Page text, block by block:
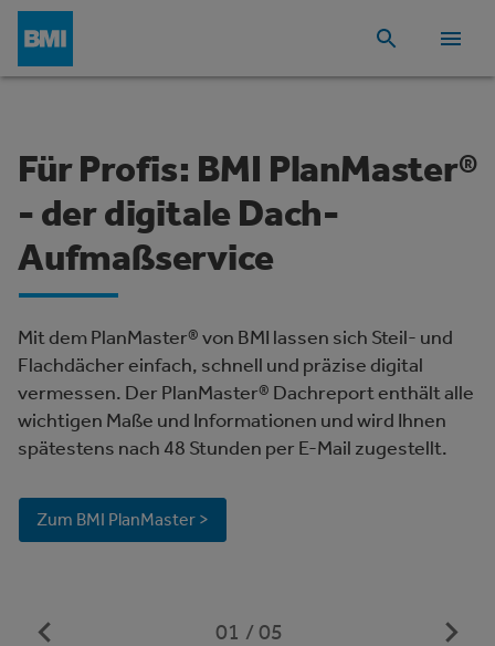
Für Profis: BMI PlanMaster®
- der digitale Dach-
Aufmaßservice
Mit dem PlanMaster® von BMI lassen sich Steil- und
Flachdächer einfach, schnell und präzise digital
vermessen. Der PlanMaster® Dachreport enthält alle
wichtigen Maße und Informationen und wird Ihnen
spätestens nach 48 Stunden per E-Mail zugestellt.
Zum BMI PlanMaster >
01 05